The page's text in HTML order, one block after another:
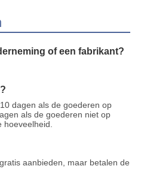
of een fabrikant?
dagen als de goederen op
als de goederen niet op
hoeveelheid.
aanbieden, maar betalen de